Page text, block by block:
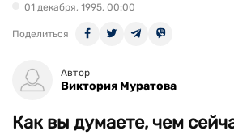
01 декабря, 1995, 00:00
Поделиться
Автор
Виктория Муратова
Как вы думаете, чем